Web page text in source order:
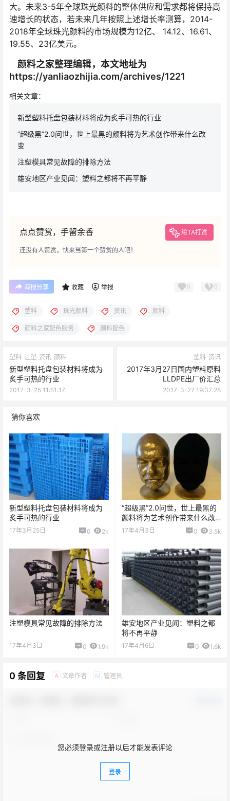
大。未来3-5年全球珠光颜料的整体供应和需求都将保持高
速增长的状态，若未来几年按照上述增长率测算，2014-
2018年全球珠光颜料的市场规模为12亿、 14.12、16.61、
19.55、23亿美元。
颜料之家整理编辑，本文地址为
https://yanliaozhijia.com/archives/1221
相关文章：
新型塑料托盘包装材料将成为炙手可热的行业
“超级黑”2.0问世，世上最黑的颜料将为艺术创作带来什么改
变
注塑模具常见故障的排除方法
雄安地区产业见闻：塑料之都将不再平静
点点赞赏，手留余香 给TA打赏
还没有人赞赏，快来当第一个赞赏的人吧！
海报分享 收藏 举报 0 0
塑料 珠光颜料 资讯 颜料
颜料之家配色服务 颜料配色
塑料 注塑 资讯 颜料
新型塑料托盘包装材料将成为
炙手可热的行业
2017-3-25 11:51:17
塑料 资讯
2017年3月27日国内塑料原料
LLDPE出厂价汇总
2017-3-27 19:37:28
猜你喜欢
新型塑料托盘包装材料将成为
炙手可热的行业
17年3月25日 0 2k
“超级黑”2.0问世，世上最黑的
颜料将为艺术创作带来什么改
变
17年4月3日 0 3.5k
注塑模具常见故障的排除方法
17年4月3日 0 1.9k
雄安地区产业见闻：塑料之都
将不再平静
17年4月6日 0 1.6k
0 条回复 A 文章作者 M 管理员
您必须登录或注册以后才能发表评论
登录